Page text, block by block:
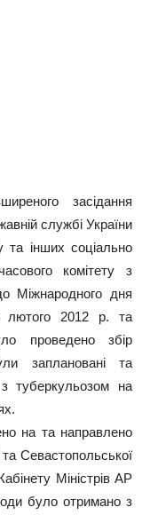
засідання
службі України
та інших соціально
комітету з
Міжнародного дня
лютого 2012 р. та
проведено збір
заплановані та
туберкульозом на
на та направлено
Севастопольської
Міністрів АР
було отримано з